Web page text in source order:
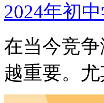
2024年初
在当今竞
越重要。